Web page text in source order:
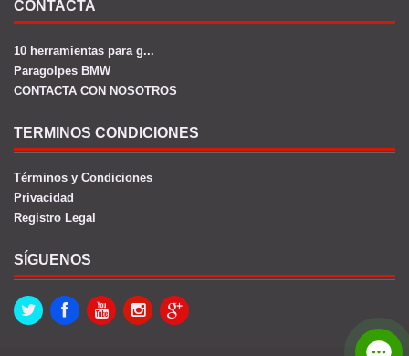
CONTACTA
10 herramientas para g...
Paragolpes BMW
CONTACTA CON NOSOTROS
TERMINOS CONDICIONES
Términos y Condiciones
Privacidad
Registro Legal
SÍGUENOS